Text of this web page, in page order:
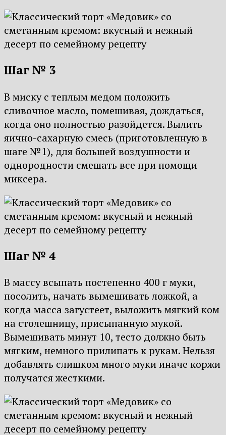
Шаг № 3
В миску с теплым медом положить
сливочное масло, помешивая, дождаться,
когда оно полностью разойдется. Вылить
яично-сахарную смесь (приготовленную в
шаге №1), для большей воздушности и
однородности смешать все при помощи
миксера.
Шаг № 4
В массу всыпать постепенно 400 г муки,
посолить, начать вымешивать ложкой, а
когда масса загустеет, выложить мягкий ком
на столешницу, присыпанную мукой.
Вымешивать минут 10, тесто должно быть
мягким, немного прилипать к рукам. Нельзя
добавлять слишком много муки иначе коржи
получатся жесткими.